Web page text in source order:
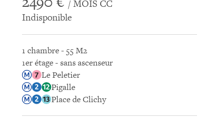
/ MOIS CC
Indisponible
1 chambre - 55 M2
1er étage - sans ascenseur
Le Peletier
Pigalle
Place de Clichy